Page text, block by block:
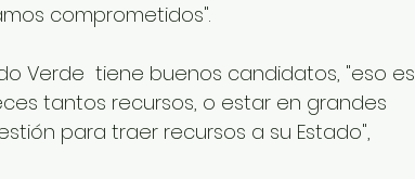
comprometidos".
Verde  tiene buenos candidatos, "eso es
tantos recursos, o estar en grandes
para traer recursos a su Estado",